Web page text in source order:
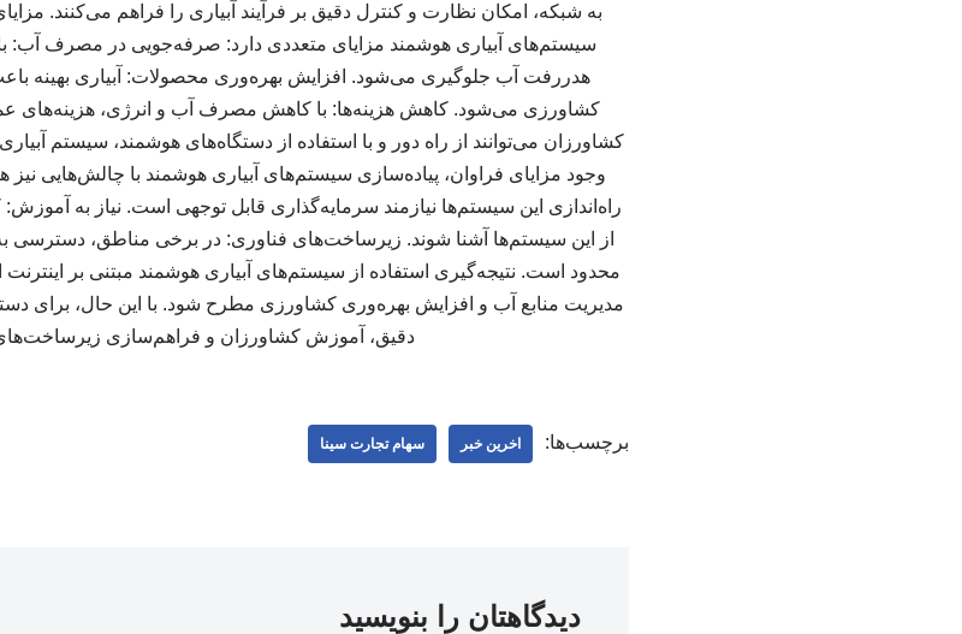
به شبکه، امکان نظارت و کنترل دقیق بر فرآیند آبیاری را فراهم می‌کنند.
سیستم‌های آبیاری هوشمند مزایای متعددی دارد: صرفه‌جویی در مصرف آب: با
هدررفت آب جلوگیری می‌شود. افزایش بهره‌وری محصولات: آبیاری بهینه
کشاورزی می‌شود. کاهش هزینه‌ها: با کاهش مصرف آب و انرژی، هزینه‌های
کشاورزان می‌توانند از راه دور و با استفاده از دستگاه‌های هوشمند، سیستم
وجود مزایای فراوان، پیاده‌سازی سیستم‌های آبیاری هوشمند با چالش‌هایی نیز
راه‌اندازی این سیستم‌ها نیازمند سرمایه‌گذاری قابل توجهی است. نیاز به آموزش:
از این سیستم‌ها آشنا شوند. زیرساخت‌های فناوری: در برخی مناطق، دسترسی
محدود است. نتیجه‌گیری استفاده از سیستم‌های آبیاری هوشمند مبتنی بر اینترنت
مدیریت منابع آب و افزایش بهره‌وری کشاورزی مطرح شود. با این حال، برای
دقیق، آموزش کشاورزان و فراهم‌سازی
برچسب‌ها: اخرین خبر سهام تجارت سینا
دیدگاهتان را بنویسید